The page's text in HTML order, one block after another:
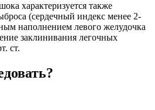
характеризуется также
(сердечный индекс менее 2-
наполнением левого желудочка
заклинивания легочных
ст.